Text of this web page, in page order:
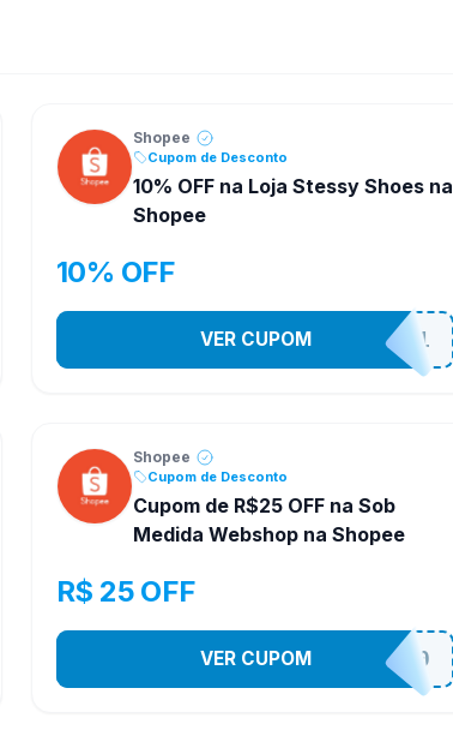
Shopee
Cupom de Desconto
10% OFF na Loja Stessy Shoes na
Shopee
10% OFF
STES2541
VER CUPOM
Shopee
Cupom de Desconto
Cupom de R$25 OFF na Sob
Medida Webshop na Shopee
R$ 25 OFF
SOBM25250
VER CUPOM